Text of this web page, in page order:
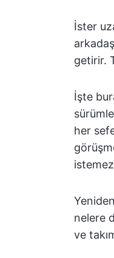
İster
getirir.
İşte
her
nelere
ve